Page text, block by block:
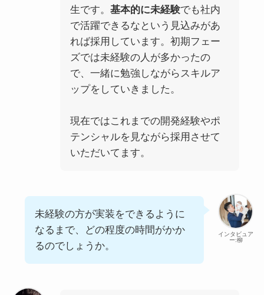
生です。 基本的に未経験でも社内
で活躍できるなという見込みがあ
れば採用しています。初期フェー
ズでは未経験の人が多かったの
で、一緒に勉強しながらスキルア
ップをしていきました。
現在ではこれまでの開発経験やポ
テンシャルを見ながら採用させて
いただいてます。
インタビュア
ー:柳
未経験の方が実装をできるように
なるまで、どの程度の時間がかか
るのでしょうか。